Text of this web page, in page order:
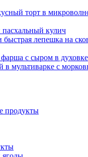
торт в
кулич
быстрая лепешка на
фарша с сыром в духовке
в мультиварке с
продукты